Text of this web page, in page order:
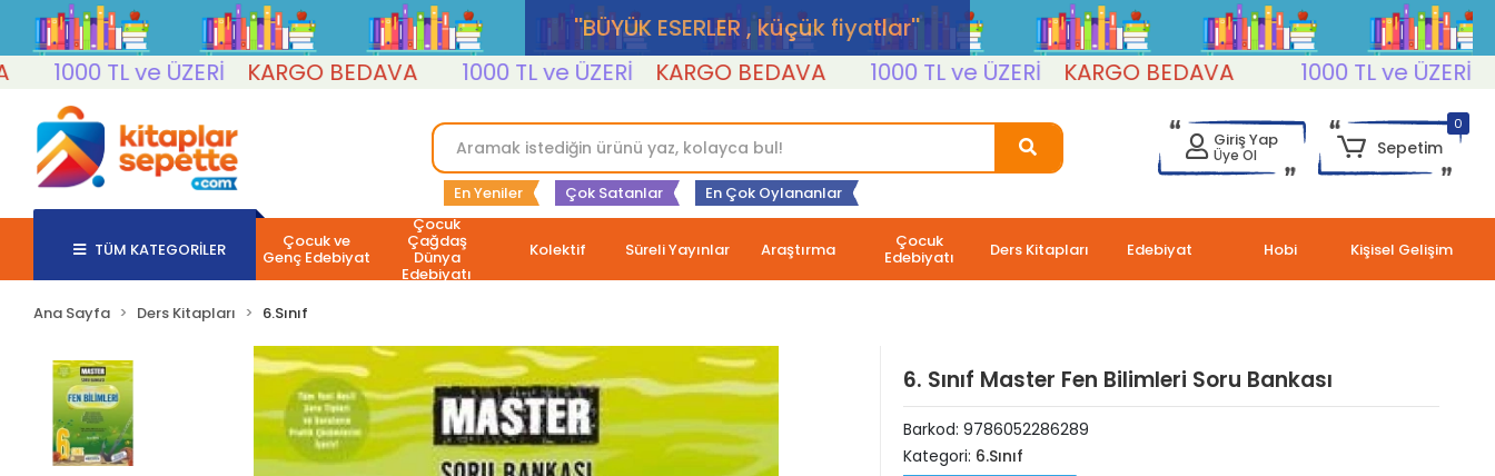
''BÜYÜK ESERLER , küçük fiyatlar''
1000 TL ve ÜZERİ
KARGO BEDAVA 1000 TL ve ÜZERİ KARGO BEDAVA 1000 TL ve ÜZERİ KARGO BEDAVA 1000 TL ve ÜZERİ
En Yeniler Çok Satanlar En Çok Oylananlar
Giriş Yap
Üye Ol
0
Sepetim
TÜM KATEGORİLER Çocuk ve
Genç Edebiyat
Çocuk
Çağdaş
Dünya
Edebiyatı
Kolektif Süreli Yayınlar Araştırma Çocuk
Edebiyatı Ders Kitapları Edebiyat Hobi Kişisel Gelişim
Ana Sayfa Ders Kitapları 6.Sınıf
6. Sınıf Master Fen Bilimleri Soru Bankası
Barkod: 9786052286289
Kategori: 6.Sınıf